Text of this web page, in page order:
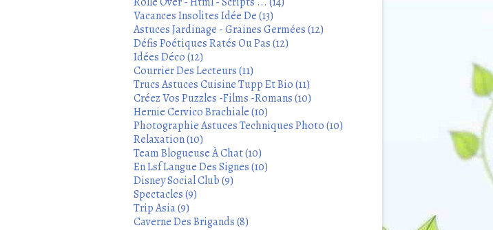
Vacances Insolites Idée De (13)
Astuces Jardinage - Graines Germées (12)
Défis Poétiques Ratés Ou Pas (12)
Idées Déco (12)
Courrier Des Lecteurs (11)
Trucs Astuces Cuisine Tupp Et Bio (11)
Créez Vos Puzzles -Films -Romans (10)
Hernie Cervico Brachiale (10)
Photographie Astuces Techniques Photo (10)
Relaxation (10)
Team Blogueuse À Chat (10)
En Lsf Langue Des Signes (10)
Disney Social Club (9)
Spectacles (9)
Trip Asia (9)
Caverne Des Brigands (8)